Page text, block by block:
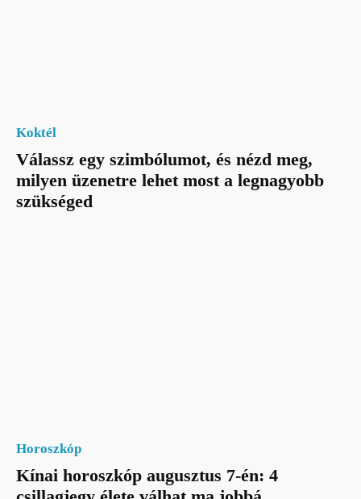
Koktél
Válassz egy szimbólumot, és nézd meg,
milyen üzenetre lehet most a legnagyobb
szükséged
Horoszkóp
Kínai horoszkóp augusztus 7-én: 4